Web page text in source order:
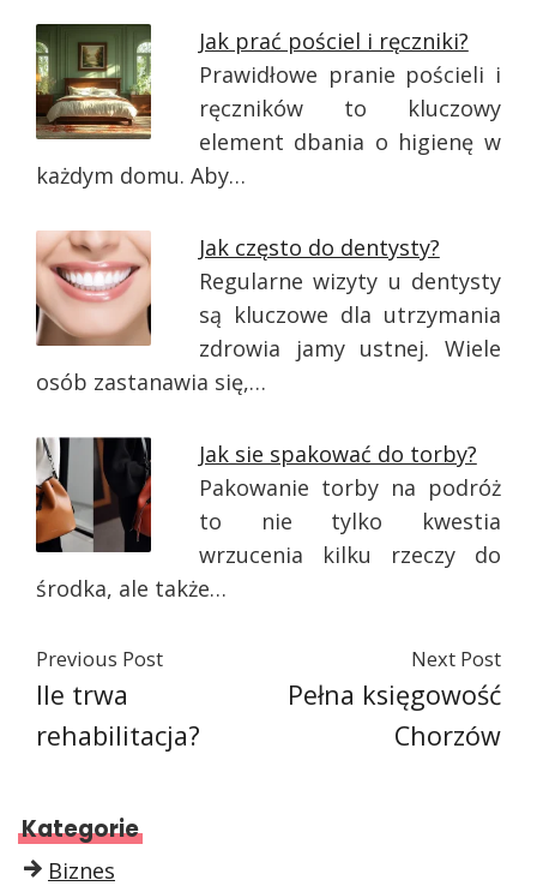
Jak prać pościel i ręczniki?
Prawidłowe pranie pościeli i
ręczników to kluczowy
element dbania o higienę w
każdym domu. Aby…
Jak często do dentysty?
Regularne wizyty u dentysty
są kluczowe dla utrzymania
zdrowia jamy ustnej. Wiele
osób zastanawia się,…
Jak sie spakować do torby?
Pakowanie torby na podróż
to nie tylko kwestia
wrzucenia kilku rzeczy do
środka, ale także…
Previous Post
Ile trwa
rehabilitacja?
Next Post
Pełna księgowość
Chorzów
Kategorie
Biznes